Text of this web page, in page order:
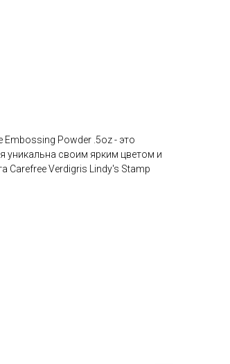
Embossing Powder .5oz - это
уникальна своим ярким цветом и
Carefree Verdigris Lindy's Stamp